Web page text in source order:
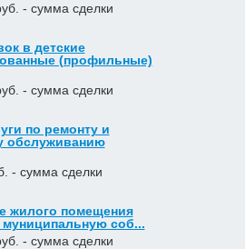
- сумма сделки
в детские
(профильные)
- сумма сделки
по ремонту и
обслуживанию
- сумма сделки
жилого помещения
соб...
- сумма сделки